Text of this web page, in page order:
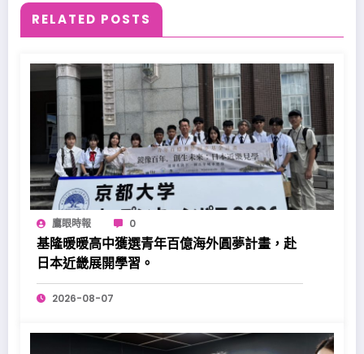
RELATED POSTS
鷹眼時報 0
基隆暖暖高中獲選青年百億海外圓夢計畫，赴
日本近畿展開學習。
2026-08-07